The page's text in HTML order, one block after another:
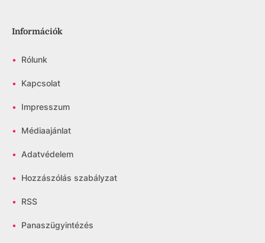
Információk
• Rólunk
• Kapcsolat
• Impresszum
• Médiaajánlat
• Adatvédelem
• Hozzászólás szabályzat
• RSS
• Panaszügyintézés